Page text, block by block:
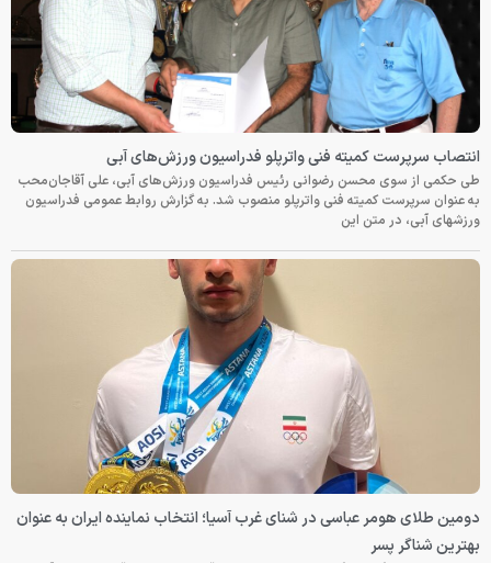
انتصاب سرپرست کمیته فنی واترپلو فدراسیون ورزش‌های آبی
طی حکمی از سوی محسن رضوانی رئیس فدراسیون ورزش‌های آبی، علی آقاجان‌محب
به عنوان سرپرست کمیته فنی واترپلو منصوب شد. به گزارش روابط عمومی فدراسیون
ورزشهای آبی، در متن این
دومین طلای هومر عباسی در شنای غرب آسیا؛ انتخاب نماینده ایران به عنوان
بهترین شناگر پسر